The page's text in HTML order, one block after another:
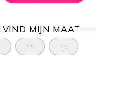
VIND MIJN MAAT
44 46